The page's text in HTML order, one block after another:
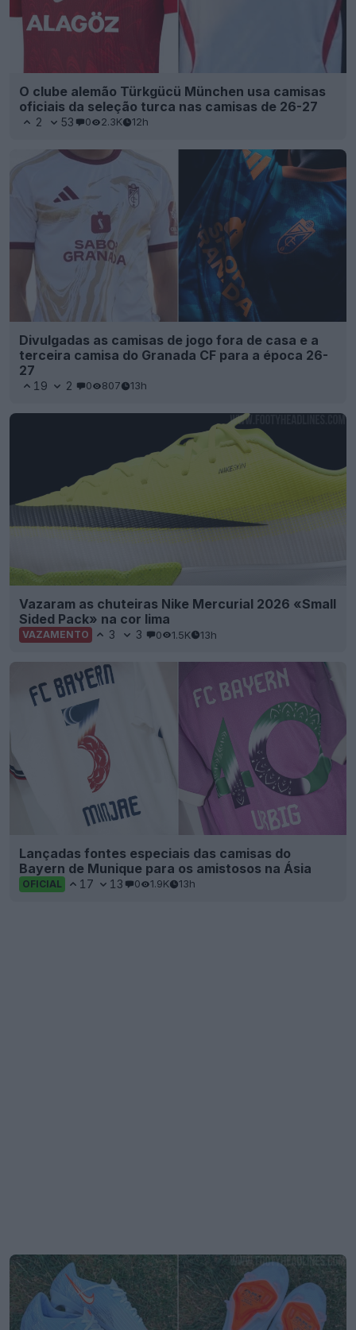
O clube alemão Türkgücü München usa camisas
oficiais da seleção turca nas camisas de 26-27
2 53 0 2.3K 12h
Divulgadas as camisas de jogo fora de casa e a
terceira camisa do Granada CF para a época 26-
27
19 2 0 807 13h
Vazaram as chuteiras Nike Mercurial 2026 «Small
Sided Pack» na cor lima
VAZAMENTO 3 3 0 1.5K 13h
Lançadas fontes especiais das camisas do
Bayern de Munique para os amistosos na Ásia
OFICIAL 17 13 0 1.9K 13h